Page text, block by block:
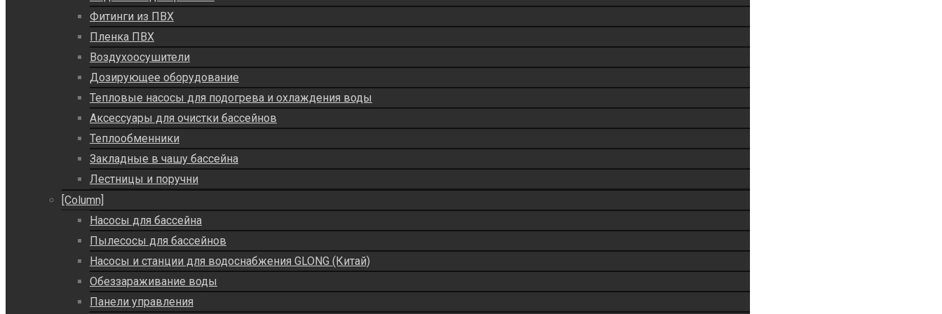
Фитинги из ПВХ
Пленка ПВХ
Воздухоосушители
Дозирующее оборудование
Тепловые насосы для подогрева и охлаждения воды
Аксессуары для очистки бассейнов
Теплообменники
Закладные в чашу бассейна
Лестницы и поручни
[Column]
Насосы для бассейна
Пылесосы для бассейнов
Насосы и станции для водоснабжения GLONG (Китай)
Обеззараживание воды
Панели управления